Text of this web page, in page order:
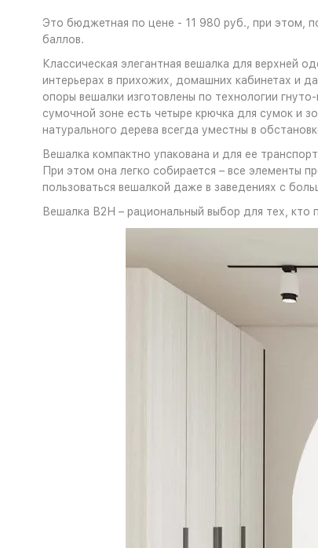
Это бюджетная по цене - 11 980 руб., при этом,
баллов.
Классическая элегантная вешалка для верхней
интерьерах в прихожих, домашних кабинетах и
опоры вешалки изготовлены по технологии
сумочной зоне есть четыре крючка для сумок и
натурального дерева всегда уместны в
Вешалка компактно упакована и для ее
При этом она легко собирается – все элементы
пользоваться вешалкой даже в заведениях с
Вешалка В2Н – рациональный выбор для тех, кто